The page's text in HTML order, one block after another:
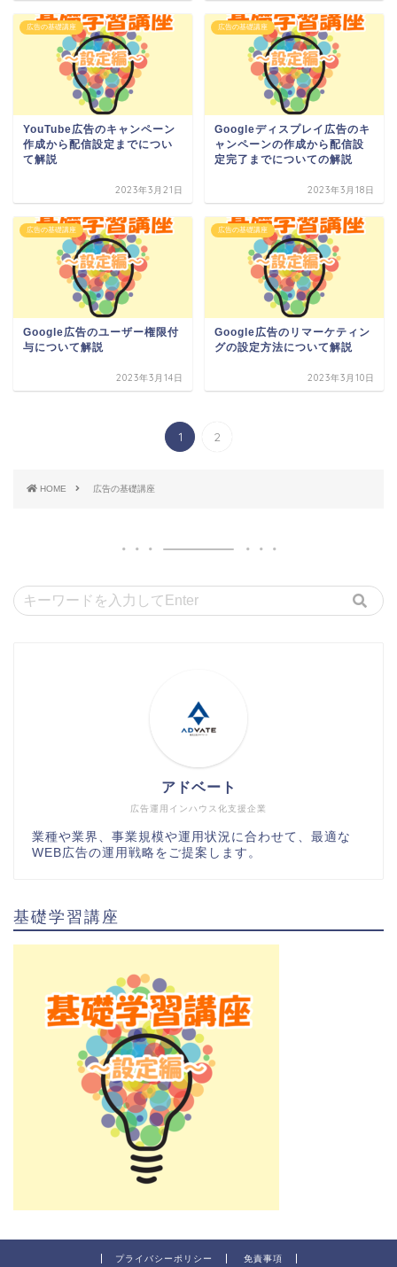
広告の基礎講座
YouTube広告のキャンペーン
作成から配信設定までについ
て解説
2023年3月21日
広告の基礎講座
Googleディスプレイ広告のキ
ャンペーンの作成から配信設
定完了までについての解説
2023年3月18日
広告の基礎講座
Google広告のユーザー権限付
与について解説
2023年3月14日
広告の基礎講座
Google広告のリマーケティン
グの設定方法について解説
2023年3月10日
1 2
HOME 広告の基礎講座
広告運用インハウス化支援企業
アドベート
業種や業界、事業規模や運用状況に合わせて、最適な
WEB広告の運用戦略をご提案します。
基礎学習講座
プライバシーポリシー 免責事項